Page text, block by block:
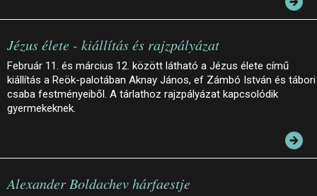
Jézus élete - kiállítás és rajzpályázat
Február 11. és március 12. között látható a Jézus élete című
kiállítás a Reök-palotában Aknay János, ef Zámbó István és tábori
csaba festményeiből. A tárlathoz rajzpályázat kapcsolódik
gyermekeknek.
Alexander Boldachev hárfaestje